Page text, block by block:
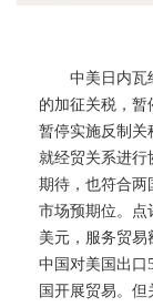
中美日内瓦经
的加征关税，暂
暂停实施反制关
就经贸关系进行
期待，也符合两
市场预期位。点
美元，服务贸易
中国对美国出口
国开展贸易。